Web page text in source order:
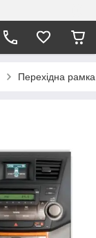
Перехідна